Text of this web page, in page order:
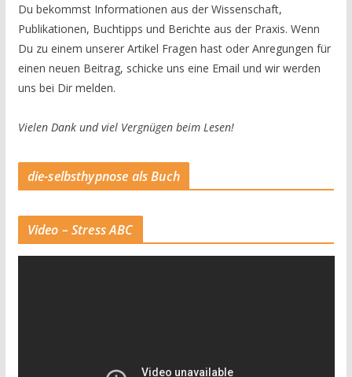
Du bekommst Informationen aus der Wissenschaft,
Publikationen, Buchtipps und Berichte aus der Praxis. Wenn
Du zu einem unserer Artikel Fragen hast oder Anregungen für
einen neuen Beitrag, schicke uns eine Email und wir werden
uns bei Dir melden.
Vielen Dank und viel Vergnügen beim Lesen!
die-selbsthypnose als Buch
Video – Stress ABC